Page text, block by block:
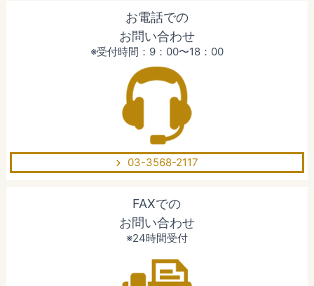
お電話での
お問い合わせ
※受付時間：9：00〜18：00
03-3568-2117
FAXでの
お問い合わせ
※24時間受付